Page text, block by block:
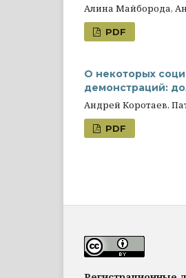
Алина Майборода,
PDF
О некоторых
демонстраций:
Андрей Коротаев,
PDF